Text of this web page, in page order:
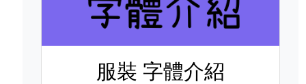
服裝 字體介紹